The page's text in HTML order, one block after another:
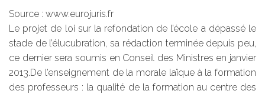
Source : www.eurojuris.fr
Le projet de loi sur la refondation de l’école a dépassé le
stade de l’élucubration, sa rédaction terminée depuis peu,
ce dernier sera soumis en Conseil des Ministres en janvier
2013.De l’enseignement de la morale laïque à la formation
des professeurs : la qualité de la formation au centre des